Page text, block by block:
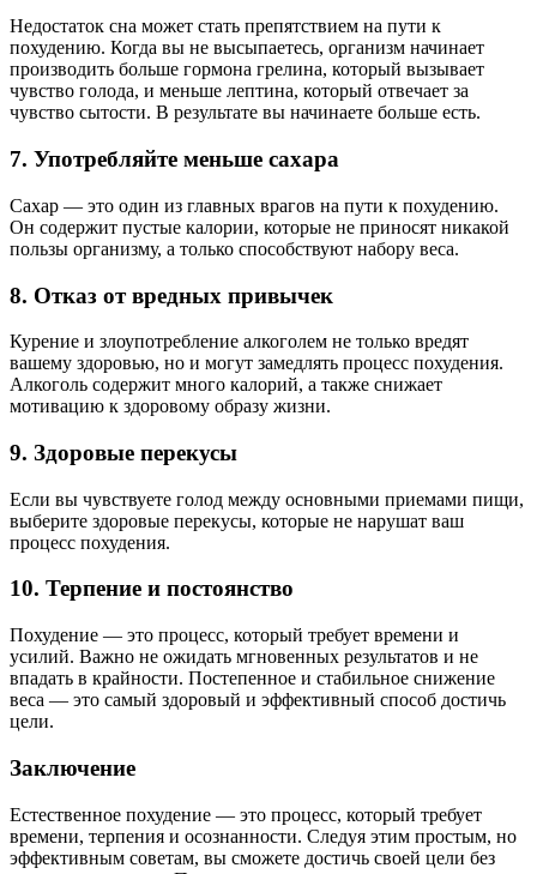
Недостаток сна может стать препятствием на пути к
похудению. Когда вы не высыпаетесь, организм начинает
производить больше гормона грелина, который вызывает
чувство голода, и меньше лептина, который отвечает за
чувство сытости. В результате вы начинаете больше есть.
7. Употребляйте меньше сахара
Сахар — это один из главных врагов на пути к похудению.
Он содержит пустые калории, которые не приносят никакой
пользы организму, а только способствуют набору веса.
8. Отказ от вредных привычек
Курение и злоупотребление алкоголем не только вредят
вашему здоровью, но и могут замедлять процесс похудения.
Алкоголь содержит много калорий, а также снижает
мотивацию к здоровому образу жизни.
9. Здоровые перекусы
Если вы чувствуете голод между основными приемами пищи,
выберите здоровые перекусы, которые не нарушат ваш
процесс похудения.
10. Терпение и постоянство
Похудение — это процесс, который требует времени и
усилий. Важно не ожидать мгновенных результатов и не
впадать в крайности. Постепенное и стабильное снижение
веса — это самый здоровый и эффективный способ достичь
цели.
Заключение
Естественное похудение — это процесс, который требует
времени, терпения и осознанности. Следуя этим простым, но
эффективным советам, вы сможете достичь своей цели без